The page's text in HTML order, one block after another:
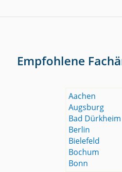
Empfohlene
Aachen
Augsburg
Bad Dürkheim
Berlin
Bielefeld
Bochum
Bonn